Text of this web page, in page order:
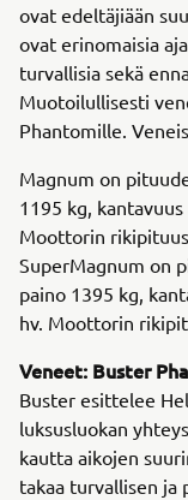
ovat edeltäjiään
ovat erinomaisia
turvallisia sekä
Muotoilullisesti
Phantomille.
Magnum on
1195 kg,
Moottorin
SuperMagnum on
paino 1395 kg,
hv. Moottorin
Veneet: Buster
Buster esittelee
luksusluokan
kautta aikojen
takaa turvallisen ja